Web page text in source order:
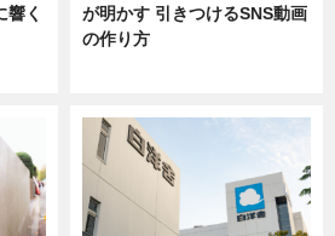
響く
が明かす 引きつけるSNS動画
の作り方